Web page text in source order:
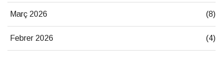
Març 2026 (8)
Febrer 2026 (4)